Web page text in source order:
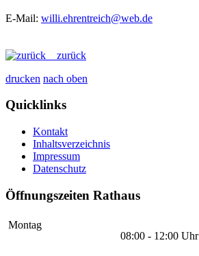
E-Mail: willi.ehrentreich@web.de
zurück
drucken nach oben
Quicklinks
Kontakt
Inhaltsverzeichnis
Impressum
Datenschutz
Öffnungszeiten Rathaus
Montag
08:00 - 12:00 Uhr